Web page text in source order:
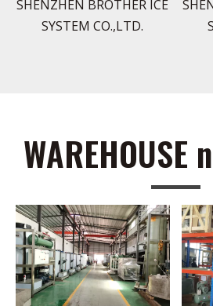
SHENZHEN BROTHER ICE
SYSTEM CO.,LTD.
WAREHOUSE